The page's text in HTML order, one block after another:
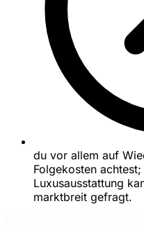
du vor allem auf
Folgekosten
Luxusausstattung
marktbreit gefragt.